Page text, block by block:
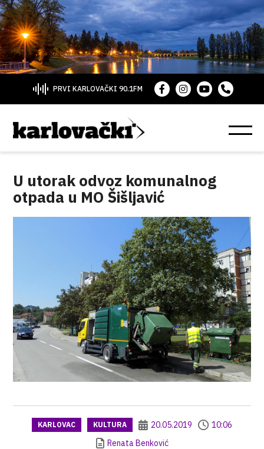
PRVI KARLOVAČKI 90.1FM
U utorak odvoz komunalnog
otpada u MO Šišljavić
KARLOVAC KULTURA 20.05.2019
10:06
Renata Benković